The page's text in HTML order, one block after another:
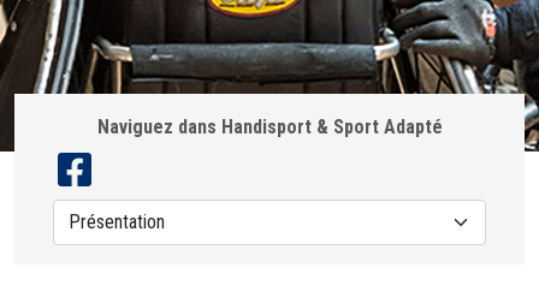
Naviguez dans Handisport & Sport Adapté